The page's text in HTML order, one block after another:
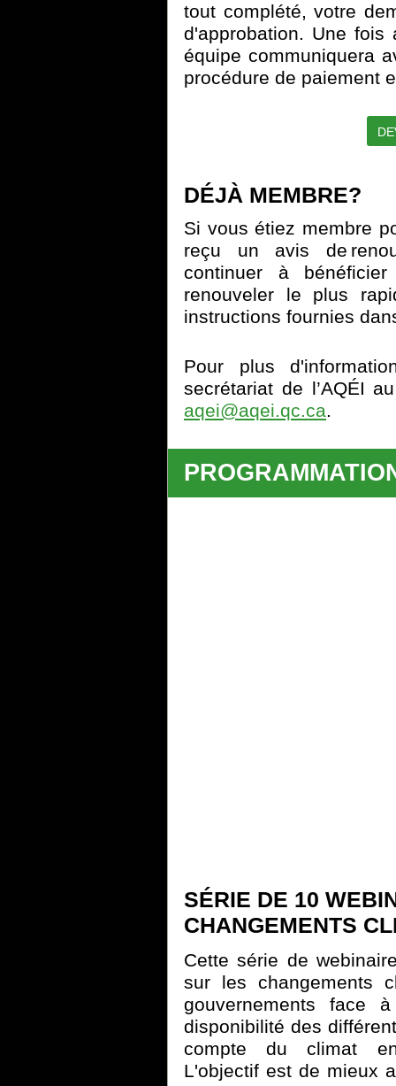
tout complété, votre
d'approbation. Une fois
équipe communiquera
procédure de paiement
DÉJÀ MEMBRE?
Si vous étiez membre
reçu un avis de
continuer à
renouveler le plus
instructions fournies
Pour plus
secrétariat de l’AQÉI
aqei@aqei.qc.ca.
SÉRIE DE 10
CHANGEMENTS
Cette série de
sur les changements
gouvernements face
disponibilité des
compte du climat en
L'objectif est de mieux